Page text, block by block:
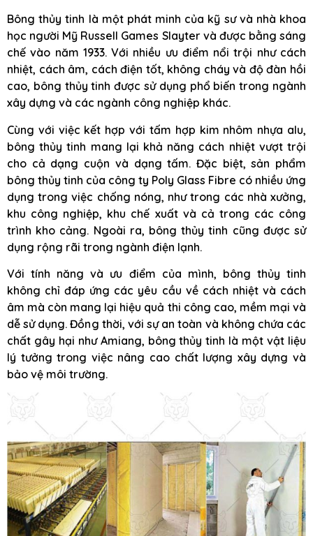
Bông thủy tinh là một phát minh của kỹ sư và nhà khoa
học người Mỹ Russell Games Slayter và được bằng sáng
chế vào năm 1933. Với nhiều ưu điểm nổi trội như cách
nhiệt, cách âm, cách điện tốt, không cháy và độ đàn hồi
cao, bông thủy tinh được sử dụng phổ biến trong ngành
xây dựng và các ngành công nghiệp khác.
Cùng với việc kết hợp với tấm hợp kim nhôm nhựa alu,
bông thủy tinh mang lại khả năng cách nhiệt vượt trội
cho cả dạng cuộn và dạng tấm. Đặc biệt, sản phẩm
bông thủy tinh của công ty Poly Glass Fibre có nhiều ứng
dụng trong việc chống nóng, như trong các nhà xưởng,
khu công nghiệp, khu chế xuất và cả trong các công
trình kho cảng. Ngoài ra, bông thủy tinh cũng được sử
dụng rộng rãi trong ngành điện lạnh.
Với tính năng và ưu điểm của mình, bông thủy tinh
không chỉ đáp ứng các yêu cầu về cách nhiệt và cách
âm mà còn mang lại hiệu quả thi công cao, mềm mại và
dễ sử dụng. Đồng thời, với sự an toàn và không chứa các
chất gây hại như Amiang, bông thủy tinh là một vật liệu
lý tưởng trong việc nâng cao chất lượng xây dựng và
bảo vệ môi trường.